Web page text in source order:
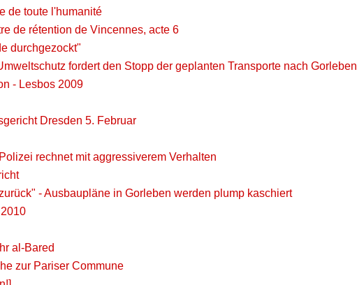
de toute l'humanité
de rétention de Vincennes, acte 6
durchgezockt"
fordert den Stopp der geplanten Transporte nach Gorleben
- Lesbos 2009
Dresden 5. Februar
rechnet mit aggressiverem Verhalten
- Ausbaupläne in Gorleben werden plump kaschiert
al-Bared
zur Pariser Commune